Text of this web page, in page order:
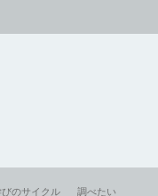
びのサイクル 調べたい